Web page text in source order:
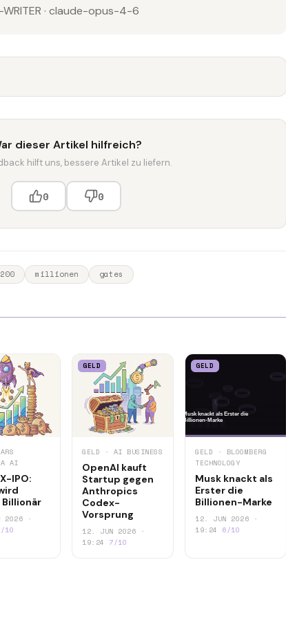
WRITER · claude-opus-4-6
dieser Artikel hilfreich?
hilft uns, bessere Artikel zu liefern.
0 0
200 millionen gates
AI
IPO:
2026 ·
10
GELD
GELD · AI BUSINESS
OpenAI kauft
Startup gegen
Anthropics
Codex-
Vorsprung
12. JUN 2026 ·
19:24 7/10
GELD
GELD · BLOOMBERG
TECHNOLOGY
Musk knackt als
Erster die
Billionen-Marke
12. JUN 2026 ·
19:24 6/10